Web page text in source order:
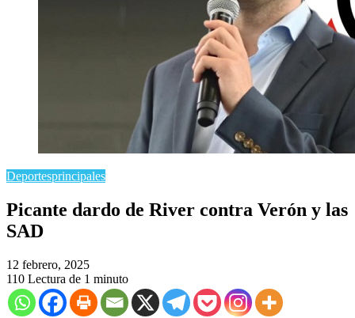
Deportesprincipales
Picante dardo de River contra Verón y las
SAD
12 febrero, 2025
110 Lectura de 1 minuto